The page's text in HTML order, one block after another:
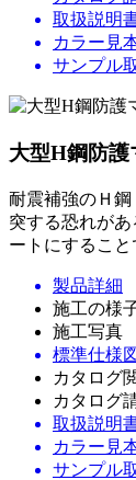
取扱説明
カラー見
サンプル
大型H鋼防護
耐震補強のＨ
突する恐れが
ートにすること
製品詳細
施工の様
施工写真
標準仕様図
カタログ
カタログ
取扱説明
カラー見
サンプル